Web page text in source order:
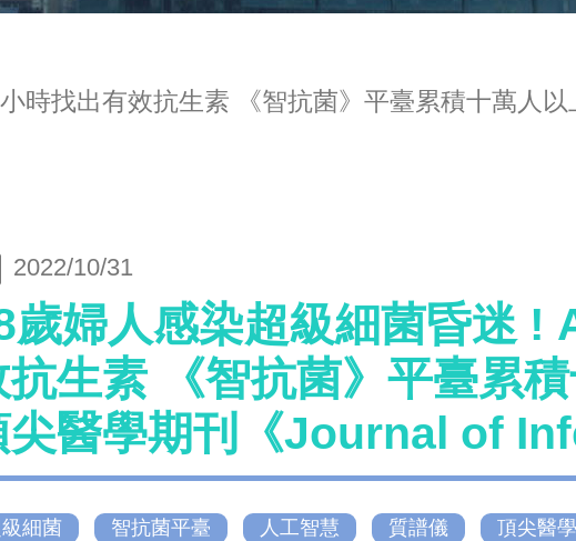
時找出有效抗生素 《智抗菌》平臺累積十萬人
2022/10/31
歲婦人感染超級細菌昏迷 !
抗生素 《智抗菌》平臺累
尖醫學期刊《Journal of
細菌 智抗菌平臺 人工智慧 質譜儀 頂尖醫